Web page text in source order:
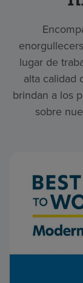
lugar de
alta calidad
brindan a los
sobre